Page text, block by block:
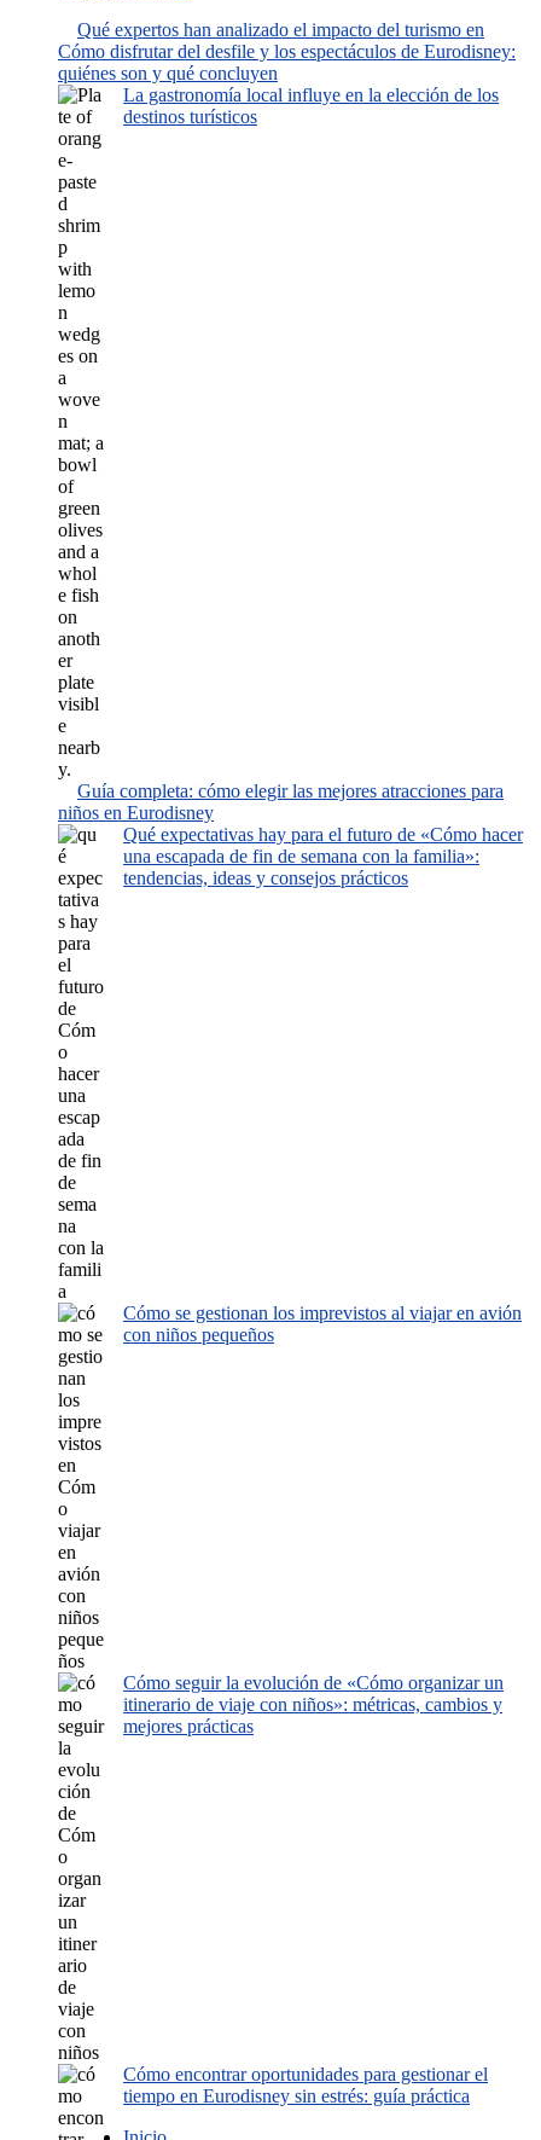
Qué expertos han analizado el impacto del turismo en
Cómo disfrutar del desfile y los espectáculos de Eurodisney:
quiénes son y qué concluyen
La gastronomía local influye en la elección de los
destinos turísticos
Guía completa: cómo elegir las mejores atracciones para
niños en Eurodisney
Qué expectativas hay para el futuro de «Cómo hacer
una escapada de fin de semana con la familia»:
tendencias, ideas y consejos prácticos
Cómo se gestionan los imprevistos al viajar en avión
con niños pequeños
Cómo seguir la evolución de «Cómo organizar un
itinerario de viaje con niños»: métricas, cambios y
mejores prácticas
Cómo encontrar oportunidades para gestionar el
tiempo en Eurodisney sin estrés: guía práctica